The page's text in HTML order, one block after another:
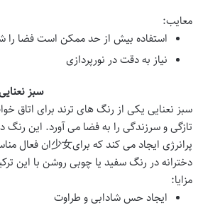
معایب:
استفاده بیش از حد ممکن است فضا را
نیاز به دقت در نورپردازی
سبز
سبز نعنایی یکی از رنگ های ترند برای
تازگی و سرزندگی را به فضا می آورد. این رنگ
پرانرژی ایجاد می کند که برای少女ان فعال مناسب است.
دخترانهدر رنگ سفید یا چوبی روشن با این
مزایا:
ایجاد حس شادابی و طراوت